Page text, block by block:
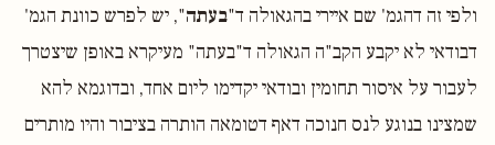
ולפי זה דהגמ' שם איירי בהגאולה ד"בעתה", יש לפרש כוונת הגמ'
דבודאי לא יקבע הקב"ה הגאולה ד"בעתה" מעיקרא באופן שיצטרך
לעבור על איסור תחומין ובודאי יקדימו ליום אחד, ובדוגמא להא
שמצינו בנוגע לנס חנוכה דאף דטומאה הותרה בציבור והיו מותרים